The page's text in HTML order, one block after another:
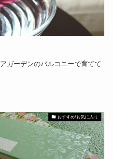
ガーデンのバルコニーで育てて
おすすめ/お気に入り